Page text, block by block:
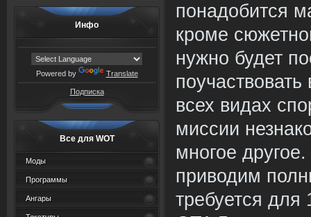
Инфо
Powered by Translate
Подписка
Все для WOT
Моды
Программы
Ангары
понадобится
кроме
нужно будет
поучаствовать
всех видах
миссии
многое
приводим
требуется